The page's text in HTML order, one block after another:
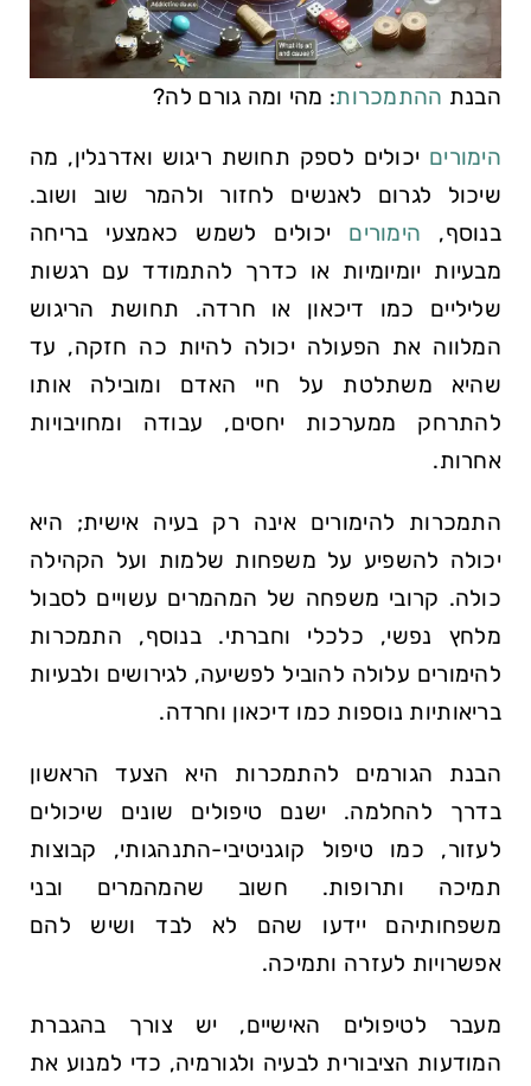
הבנת ההתמכרות: מהי ומה גורם לה?
הימורים יכולים לספק תחושת ריגוש ואדרנלין, מה
שיכול לגרום לאנשים לחזור ולהמר שוב ושוב.
בנוסף, הימורים יכולים לשמש כאמצעי בריחה
מבעיות יומיומיות או כדרך להתמודד עם רגשות
שליליים כמו דיכאון או חרדה. תחושת הריגוש
המלווה את הפעולה יכולה להיות כה חזקה, עד
שהיא משתלטת על חיי האדם ומובילה אותו
להתרחק ממערכות יחסים, עבודה ומחויבויות
אחרות.
התמכרות להימורים אינה רק בעיה אישית; היא
יכולה להשפיע על משפחות שלמות ועל הקהילה
כולה. קרובי משפחה של המהמרים עשויים לסבול
מלחץ נפשי, כלכלי וחברתי. בנוסף, התמכרות
להימורים עלולה להוביל לפשיעה, לגירושים ולבעיות
בריאותיות נוספות כמו דיכאון וחרדה.
הבנת הגורמים להתמכרות היא הצעד הראשון
בדרך להחלמה. ישנם טיפולים שונים שיכולים
לעזור, כמו טיפול קוגניטיבי-התנהגותי, קבוצות
תמיכה ותרופות. חשוב שהמהמרים ובני
משפחותיהם יידעו שהם לא לבד ושיש להם
אפשרויות לעזרה ותמיכה.
מעבר לטיפולים האישיים, יש צורך בהגברת
המודעות הציבורית לבעיה ולגורמיה, כדי למנוע את